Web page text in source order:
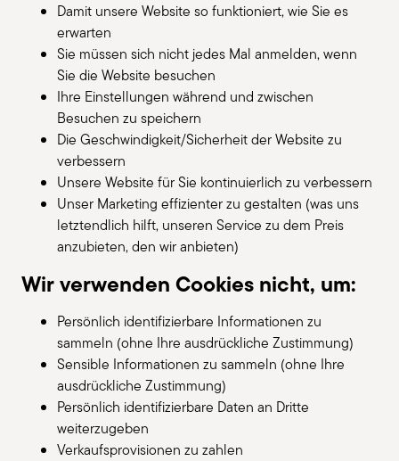
Damit unsere Website so funktioniert, wie Sie es
erwarten
Sie müssen sich nicht jedes Mal anmelden, wenn
Sie die Website besuchen
Ihre Einstellungen während und zwischen
Besuchen zu speichern
Die Geschwindigkeit/Sicherheit der Website zu
verbessern
Unsere Website für Sie kontinuierlich zu verbessern
Unser Marketing effizienter zu gestalten (was uns
letztendlich hilft, unseren Service zu dem Preis
anzubieten, den wir anbieten)
Wir verwenden Cookies nicht, um:
Persönlich identifizierbare Informationen zu
sammeln (ohne Ihre ausdrückliche Zustimmung)
Sensible Informationen zu sammeln (ohne Ihre
ausdrückliche Zustimmung)
Persönlich identifizierbare Daten an Dritte
weiterzugeben
Verkaufsprovisionen zu zahlen